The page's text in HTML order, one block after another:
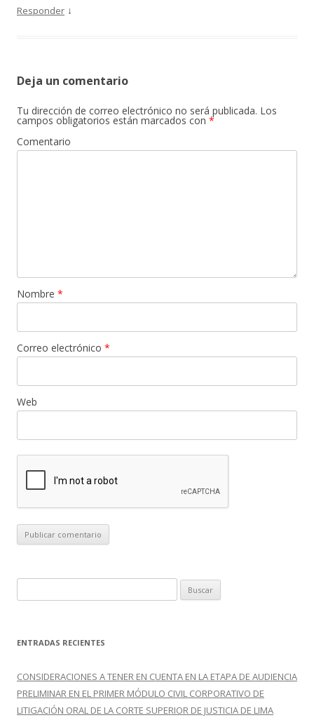
Responder ↓
Deja un comentario
Tu dirección de correo electrónico no será publicada. Los
campos obligatorios están marcados con *
Comentario
Nombre *
Correo electrónico *
Web
u
c
r
:
ENTRADAS RECIENTES
CONSIDERACIONES A TENER EN CUENTA EN LA ETAPA DE AUDIENCIA
PRELIMINAR EN EL PRIMER MÓDULO CIVIL CORPORATIVO DE
LITIGACIÓN ORAL DE LA CORTE SUPERIOR DE JUSTICIA DE LIMA